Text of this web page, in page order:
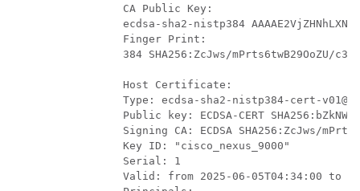
            CA Public Key:
ecdsa-sha2-nistp384
            Finger Print:
384 SHA256:ZcJws/mPrts6twB29OoZU/
            Host Certificate:
Type: ecdsa-sha2-nistp384-cert-
Public key: ECDSA-CERT
Signing CA: ECDSA SHA256:ZcJws/
            Key ID: "cisco_nexus_9000"
            Serial: 1
Valid: from 2025-06-05T04:34:00 to